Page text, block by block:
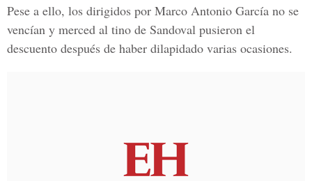
Pese a ello, los dirigidos por Marco Antonio García no se
vencían y merced al tino de Sandoval pusieron el
descuento después de haber dilapidado varias ocasiones.